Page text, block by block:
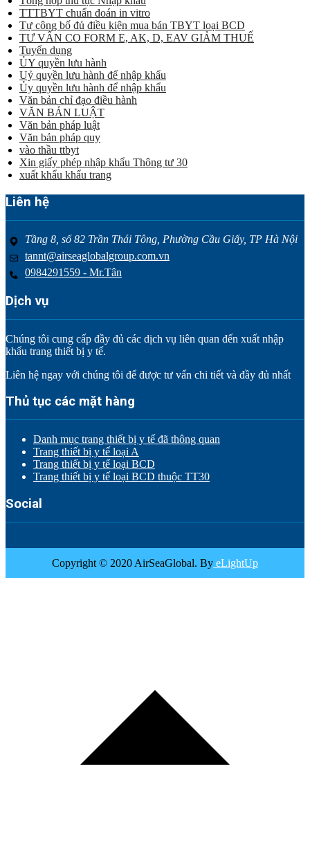
TTTBYT chuẩn đoán in vitro
Tự công bố đủ điều kiện mua bán TBYT loại BCD
TƯ VẤN CO FORM E, AK, D, EAV GIẢM THUẾ
Tuyển dụng
ỦY quyền lưu hành
Uỷ quyền lưu hành để nhập khẩu
Ủy quyền lưu hành để nhập khẩu
Văn bản chỉ đạo điều hành
VĂN BẢN LUẬT
Văn bản pháp luật
Văn bản pháp quy
vào thầu ttbyt
Xin giấy phép nhập khẩu Thông tư 30
xuất khẩu khẩu trang
Liên hệ
Tầng 8, số 82 Trần Thái Tông, Phường Cầu Giấy, TP Hà Nội
tannt@airseaglobalgroup.com.vn
0984291559 - Mr.Tân
Dịch vụ
Chúng tôi cung cấp đầy đủ các dịch vụ liên quan đến xuất nhập
khẩu trang thiết bị y tế.
Liên hệ ngay với chúng tôi để được tư vấn chi tiết và đầy đủ nhất
Thủ tục các mặt hàng
Danh mục trang thiết bị y tế đã thông quan
Trang thiết bị y tế loại A
Trang thiết bị y tế loại BCD
Trang thiết bị y tế loại BCD thuộc TT30
Social
Copyright © 2020 AirSeaGlobal. By eLightUp